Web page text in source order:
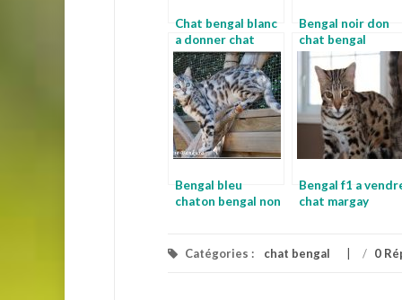
Chat bengal blanc
a donner chat
bengal gris
Bengal noir don
chat bengal
Bengal bleu
chaton bengal non
Bengal f1 a
chat margay
Catégories : chat bengal / 0